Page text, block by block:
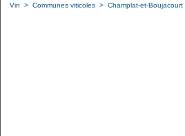
Vin > Communes viticoles > Champlat-et-Boujacourt